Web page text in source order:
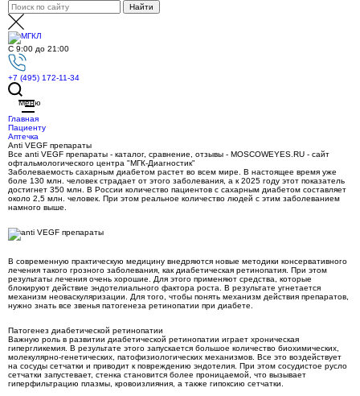
С 9:00 до 21:00
+7 (495) 172-11-34
Меню
Главная
Пациенту
Аптечка
Anti VEGF препараты
Все anti VEGF препараты - каталог, сравнение, отзывы - MOSCOWEYES.RU - сайт
офтальмологического центра "МГК-Диагностик"
Заболеваемость сахарным диабетом растет во всем мире. В настоящее время уже
боле 130 млн. человек страдает от этого заболевания, а к 2025 году этот показатель
достигнет 350 млн. В России количество пациентов с сахарным диабетом составляет
около 2,5 млн. человек. При этом реальное количество людей с этим заболеванием
намного выше.
В современную практическую медицину внедряются новые методики консервативного
лечения такого грозного заболевания, как диабетическая ретинопатия. При этом
результаты лечения очень хорошие. Для этого применяют средства, которые
блокируют действие эндотелиального фактора роста. В результате угнетается
механизм неоваскуляризации. Для того, чтобы понять механизм действия препаратов,
нужно знать все звенья патогенеза ретинопатии при диабете.
Патогенез диабетической ретинопатии
Важную роль в развитии диабетической ретинопатии играет хроническая
гипергликемия. В результате этого запускается большое количество биохимических,
молекулярно-генетических, патофизиологических механизмов. Все это воздействует
на сосуды сетчатки и приводит к повреждению эндотелия. При этом сосудистое русло
сетчатки запустевает, стенка становится более проницаемой, что вызывает
гиперфильтрацию плазмы, кровоизлияния, а также гипоксию сетчатки.